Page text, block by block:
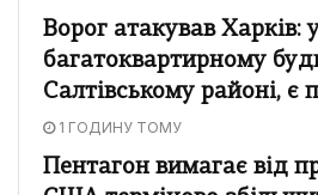
Ворог атакував Харків:
багатоквартирному
Салтівському районі, є
1 ГОДИНУ ТОМУ
Пентагон вимагає від